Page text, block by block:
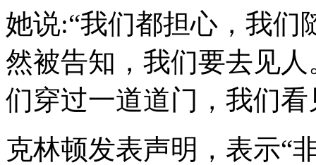
她说:“我们都担心，我们
然被告知，我们要去见
们穿过一道道门，我们
克林顿发表声明，表示“